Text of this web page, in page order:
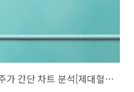
주소남의 녹십자셀(031390) 주가 간단 차트 분석[제대혈은행 관련주]